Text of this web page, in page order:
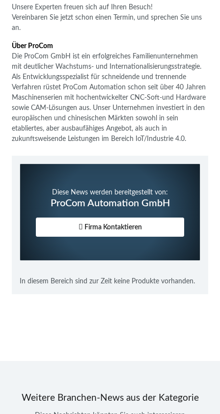
Unsere Experten freuen sich auf Ihren Besuch!
Vereinbaren Sie jetzt schon einen Termin, und sprechen Sie uns
an.
Über ProCom
Die ProCom GmbH ist ein erfolgreiches Familienunternehmen
mit deutlicher Wachstums- und Internationalisierungsstrategie.
Als Entwicklungsspezialist für schneidende und trennende
Verfahren rüstet ProCom Automation schon seit über 40 Jahren
Maschinenserien mit hochentwickelter CNC-Soft-und Hardware
sowie CAM-Lösungen aus. Unser Unternehmen investiert in den
europäischen und chinesischen Märkten sowohl in sein
etabliertes, aber ausbaufähiges Angebot, als auch in
zukunftsweisende Leistungen im Bereich IoT/Industrie 4.0.
Diese News werden bereitgestellt von:
ProCom Automation GmbH
Firma Kontaktieren
In diesem Bereich sind zur Zeit keine Produkte vorhanden.
Weitere Branchen-News aus der Kategorie